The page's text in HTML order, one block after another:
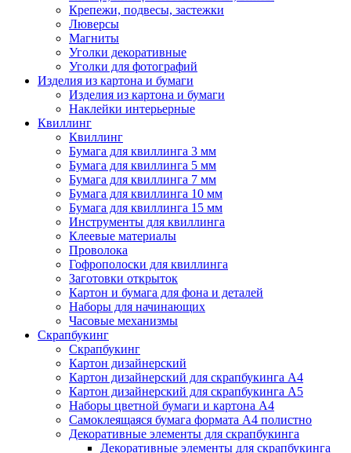
Крепежи, подвесы, застежки
Люверсы
Магниты
Уголки декоративные
Уголки для фотографий
Изделия из картона и бумаги
Изделия из картона и бумаги
Наклейки интерьерные
Квиллинг
Квиллинг
Бумага для квиллинга 3 мм
Бумага для квиллинга 5 мм
Бумага для квиллинга 7 мм
Бумага для квиллинга 10 мм
Бумага для квиллинга 15 мм
Инструменты для квиллинга
Клеевые материалы
Проволока
Гофрополоски для квиллинга
Заготовки открыток
Картон и бумага для фона и деталей
Наборы для начинающих
Часовые механизмы
Скрапбукинг
Скрапбукинг
Картон дизайнерский
Картон дизайнерский для скрапбукинга А4
Картон дизайнерский для скрапбукинга А5
Наборы цветной бумаги и картона А4
Самоклеящаяся бумага формата А4 полистно
Декоративные элементы для скрапбукинга
Декоративные элементы для скрапбукинга